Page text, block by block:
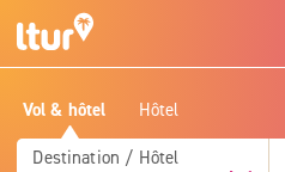
Vol & hôtel Hôtel
Destination / Hôtel